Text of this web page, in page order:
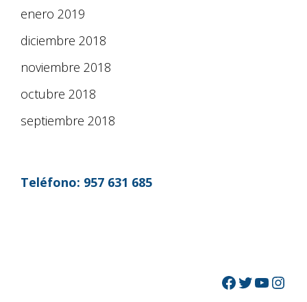
enero 2019
diciembre 2018
noviembre 2018
octubre 2018
septiembre 2018
Teléfono: 957 631 685